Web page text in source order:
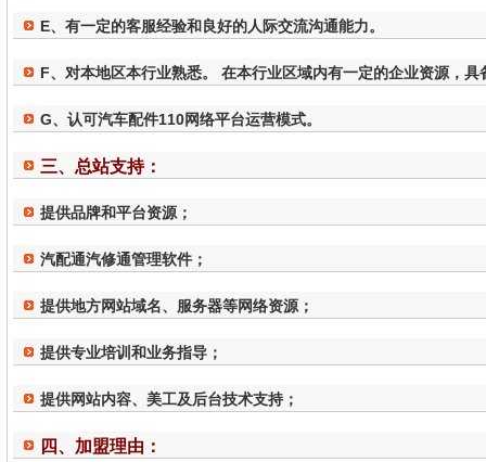
E、有一定的客服经验和良好的人际交流沟通能力。
F、对本地区本行业熟悉。 在本行业区域内有一定的企业资源，
G、认可汽车配件110网络平台运营模式。
三、总站支持：
提供品牌和平台资源；
汽配通汽修通管理软件；
提供地方网站域名、服务器等网络资源；
提供专业培训和业务指导；
提供网站内容、美工及后台技术支持；
四、加盟理由：